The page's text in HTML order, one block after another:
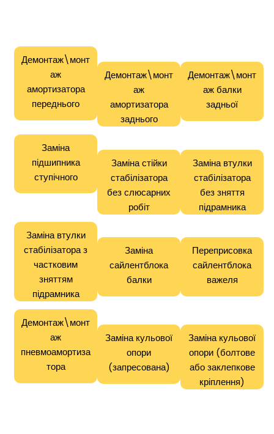
Демонтаж\монт
аж
амортизатора
переднього
Демонтаж\монт
аж
амортизатора
заднього
Демонтаж\монт
аж балки
задньої
Заміна
підшипника
ступічного
Заміна стійки
стабілізатора
без слюсарних
робіт
Заміна втулки
стабілізатора
без зняття
підрамника
Заміна втулки
стабілізатора з
частковим
зняттям
підрамника
Заміна
сайлентблока
балки
Переприсовка
сайлентблока
важеля
Демонтаж\монт
аж
пневмоамортиза
тора
Заміна кульової
опори
(запресована)
Заміна кульової
опори (болтове
або заклепкове
кріплення)